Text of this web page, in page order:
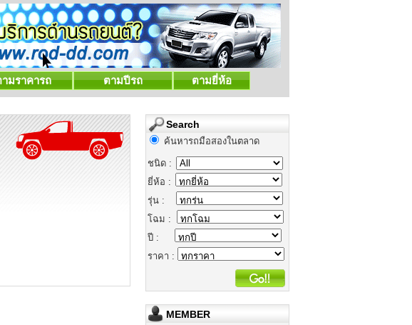
มราคารถ ตามปีรถ ตามยี่ห้อ
Search
ค้นหารถมือสองในตลาด
ชนิด :
ยี่ห้อ :
รุ่น :
โฉม :
ปี :
ราคา :
MEMBER